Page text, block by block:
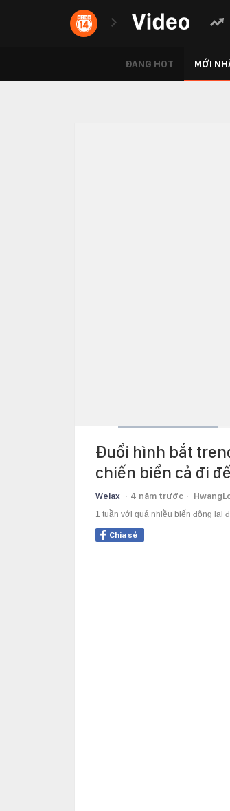
ĐANG HOT MỚI
Time
Đuổi hình bắt
chiến biển cả đi
Welax 4 năm trước
1 tuần với quá nhiều biến động lại
Chia sẻ